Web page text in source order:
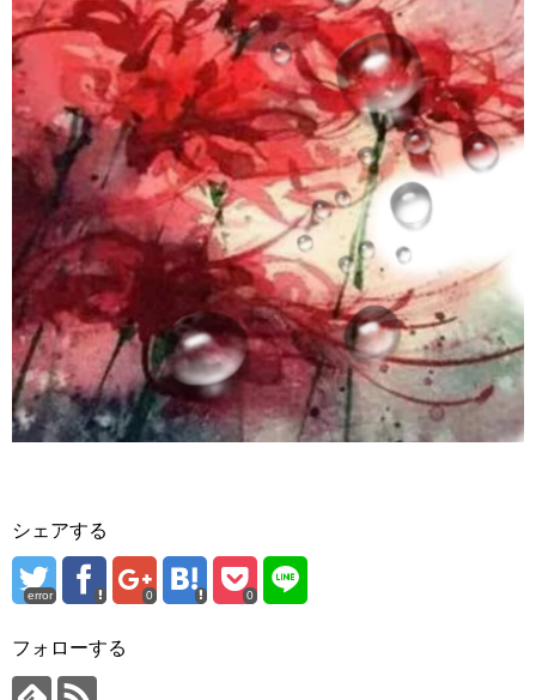
シェアする
error 0 0
フォローする